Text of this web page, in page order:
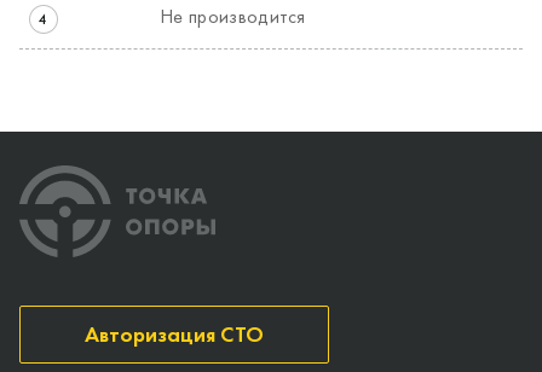
4 Не производится
Авторизация СТО